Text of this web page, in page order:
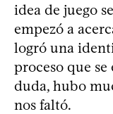
idea de juego
empezó a
logró una
proceso que se
duda, hubo
nos faltó.